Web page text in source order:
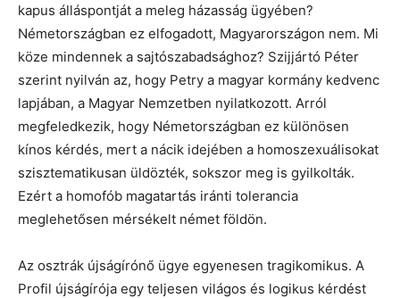
kapus álláspontját a meleg házasság ügyében?
Németországban ez elfogadott, Magyarországon nem. Mi
köze mindennek a sajtószabadsághoz? Szijjártó Péter
szerint nyilván az, hogy Petry a magyar kormány kedvenc
lapjában, a Magyar Nemzetben nyilatkozott. Arról
megfeledkezik, hogy Németországban ez különösen
kínos kérdés, mert a nácik idejében a homoszexuálisokat
szisztematikusan üldözték, sokszor meg is gyilkolták.
Ezért a homofób magatartás iránti tolerancia
meglehetősen mérsékelt német földön.
Az osztrák újságírónő ügye egyenesen tragikomikus. A
Profil újságírója egy teljesen világos és logikus kérdést